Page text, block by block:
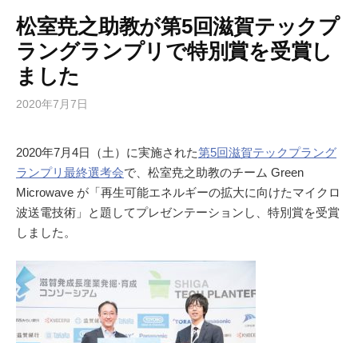
松室尭之助教が第5回滋賀テックプ
ラングランプリで特別賞を受賞し
ました
2020年7月7日
2020年7月4日（土）に実施された第5回滋賀テックプラング
ランプリ最終選考会で、松室尭之助教のチーム Green
Microwave が「再生可能エネルギーの拡大に向けたマイクロ
波送電技術」と題してプレゼンテーションし、特別賞を受賞
しました。